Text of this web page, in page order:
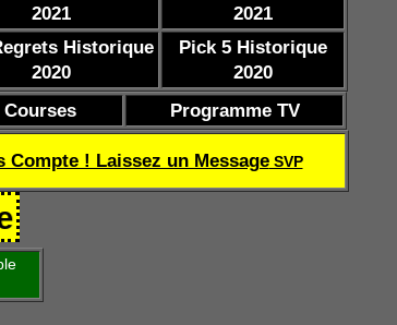
2021
2021
Historique
2020
Pick 5 Historique
2020
Programme TV
Compte ! Laissez un MessageSVP
TQOQD 24